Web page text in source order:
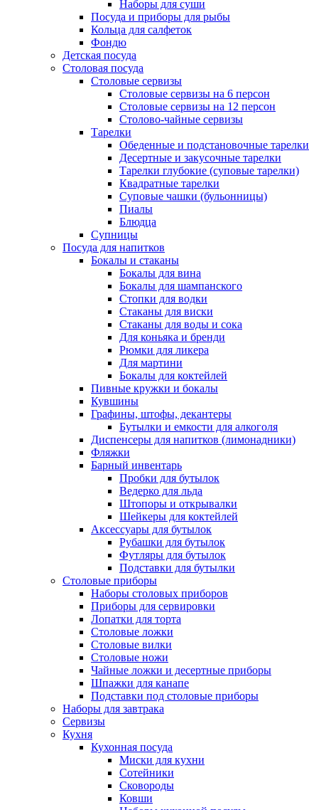
Наборы для суши
Посуда и приборы для рыбы
Кольца для салфеток
Фондю
Детская посуда
Столовая посуда
Столовые сервизы
Столовые сервизы на 6 персон
Столовые сервизы на 12 персон
Столово-чайные сервизы
Тарелки
Обеденные и подстановочные тарелки
Десертные и закусочные тарелки
Тарелки глубокие (суповые тарелки)
Квадратные тарелки
Суповые чашки (бульонницы)
Пиалы
Блюдца
Супницы
Посуда для напитков
Бокалы и стаканы
Бокалы для вина
Бокалы для шампанского
Стопки для водки
Стаканы для виски
Стаканы для воды и сока
Для коньяка и бренди
Рюмки для ликера
Для мартини
Бокалы для коктейлей
Пивные кружки и бокалы
Кувшины
Графины, штофы, декантеры
Бутылки и емкости для алкоголя
Диспенсеры для напитков (лимонадники)
Фляжки
Барный инвентарь
Пробки для бутылок
Ведерко для льда
Штопоры и открывалки
Шейкеры для коктейлей
Аксессуары для бутылок
Рубашки для бутылок
Футляры для бутылок
Подставки для бутылки
Столовые приборы
Наборы столовых приборов
Приборы для сервировки
Лопатки для торта
Столовые ложки
Столовые вилки
Столовые ножи
Чайные ложки и десертные приборы
Шпажки для канапе
Подставки под столовые приборы
Наборы для завтрака
Сервизы
Кухня
Кухонная посуда
Миски для кухни
Сотейники
Сковороды
Ковши